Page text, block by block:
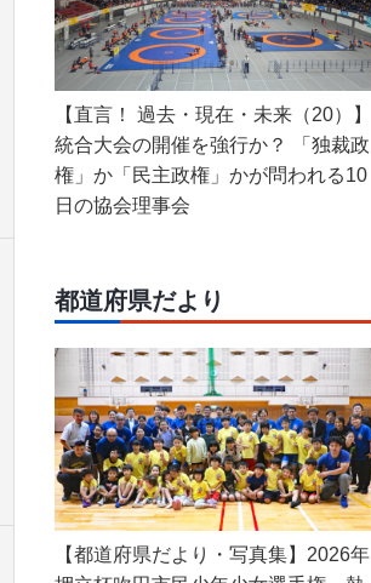
【直言！ 過去・現在・未来（20）】
統合大会の開催を強行か？ 「独裁政
権」か「民主政権」かが問われる10
日の協会理事会
都道府県だより
【都道府県だより・写真集】2026年